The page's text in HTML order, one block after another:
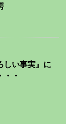
しい事実』に
・